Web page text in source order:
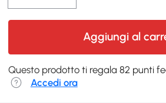
Aggiungi al
Questo prodotto ti regala 82 punti
Accedi ora